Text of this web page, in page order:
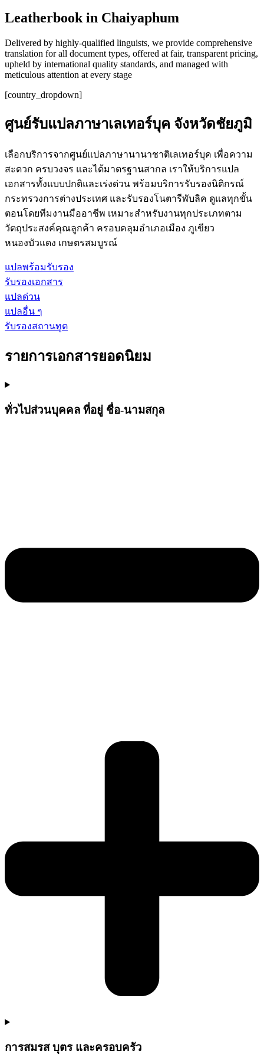
Leatherbook in Chaiyaphum
Delivered by highly-qualified linguists, we provide comprehensive
translation for all document types, offered at fair, transparent pricing,
upheld by international quality standards, and managed with
meticulous attention at every stage
[country_dropdown]
ศูนย์รับแปลภาษาเลเทอร์บุค จังหวัดชัยภูมิ
เลือกบริการจากศูนย์แปลภาษานานาชาติเลเทอร์บุค เพื่อความ
สะดวก ครบวงจร และได้มาตรฐานสากล เราให้บริการแปล
เอกสารทั้งแบบปกติและเร่งด่วน พร้อมบริการรับรองนิติกรณ์
กระทรวงการต่างประเทศ และรับรองโนตารีพับลิค ดูแลทุกขั้น
ตอนโดยทีมงานมืออาชีพ เหมาะสำหรับงานทุกประเภทตาม
วัตถุประสงค์คุณลูกค้า ครอบคลุมอำเภอเมือง ภูเขียว
หนองบัวแดง เกษตรสมบูรณ์
แปลพร้อมรับรอง
รับรองเอกสาร
แปลด่วน
แปลอื่น ๆ
รับรองสถานทูต
รายการเอกสารยอดนิยม
ทั่วไปส่วนบุคคล ที่อยู่ ชื่อ-นามสกุล
การสมรส บุตร และครอบครัว